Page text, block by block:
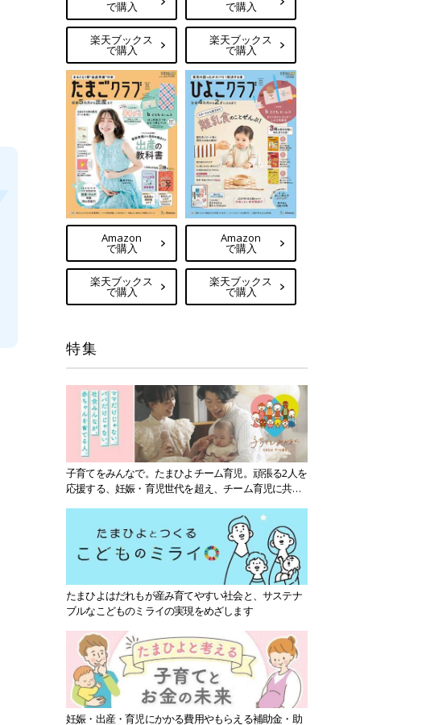
で購入
楽天ブックス
で購入
で購入
楽天ブックス
で購入
Amazon
で購入
楽天ブックス
で購入
Amazon
で購入
楽天ブックス
で購入
特集
子育てをみんなで。たまひよチーム育児。頑張る2人を
応援する、妊娠・育児世代を超え、チーム育児に共感
たまひよはだれもが産み育てやすい社会と、サステナ
ブルなこどものミライの実現をめざします
妊娠・出産・育児にかかる費用やもらえる補助金・助